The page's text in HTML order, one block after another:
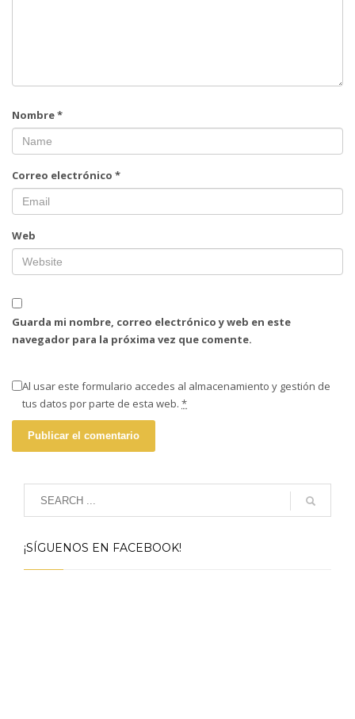
Nombre*
Correo electrónico *
Web
Guarda mi nombre, correo electrónico y web en este
navegador para la próxima vez que comente.
Al usar este formulario accedes al almacenamiento y gestión de
tus datos por parte de esta web. *
¡SÍGUENOS EN FACEBOOK!